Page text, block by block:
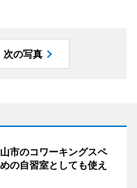
次の写真
市のコワーキングスペ
の自習室としても使え